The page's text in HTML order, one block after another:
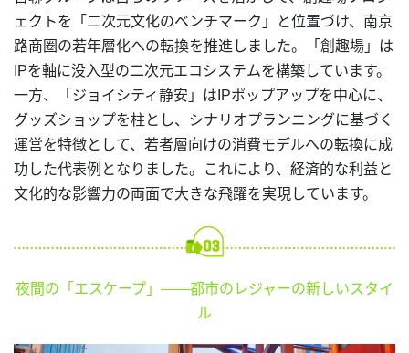
ェクトを「二次元文化のベンチマーク」と位置づけ、南京
路商圈の若年層化への転換を推進しました。「創趣場」は
IPを軸に没入型の二次元エコシステムを構築しています。
一方、「ジョイシティ静安」はIPポップアップを中心に、
グッズショップを柱とし、シナリオプランニングに基づく
運営を特徴として、若者層向けの消費モデルへの転換に成
功した代表例となりました。これにより、経済的な利益と
文化的な影響力の両面で大きな飛躍を実現しています。
夜間の「エスケープ」――都市のレジャーの新しいスタイ
ル